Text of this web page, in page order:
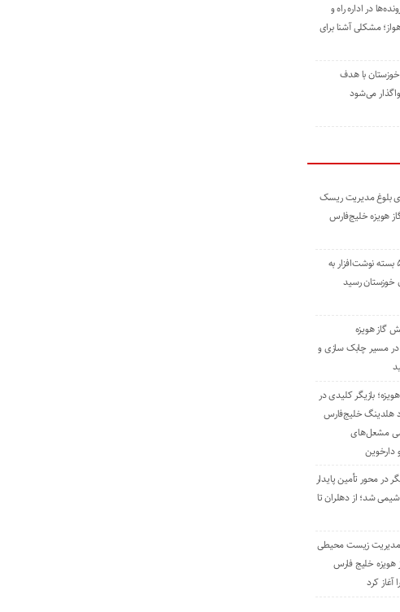
در اداره راه و
مشکلی آشنا برای
با هدف
واگذار می‌شود
بلوغ مدیریت ریسک
هویزه خلیج‌فارس
۲ هزار و ۵۰۰ بسته نوشت‌افزار به
خوزستان رسید
گاز هویزه
مسیر چابک سازی و
بازیگر کلیدی در
هلدینگ خلیج‌فارس
مشعل‌های
دارخوین
در محور تأمین پایدار
شد؛ از دهلران تا
مدیریت زیست ‌محیطی
هویزه خلیج ‌فارس